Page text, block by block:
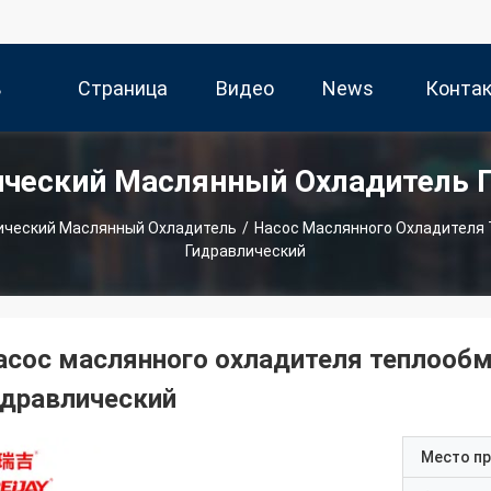
Страница
Продукта
Видео News
Маслянный Охладитель
Маслянный Охладитель / Насос Маслянного
Гидравлический
маслянного охладителя
Место